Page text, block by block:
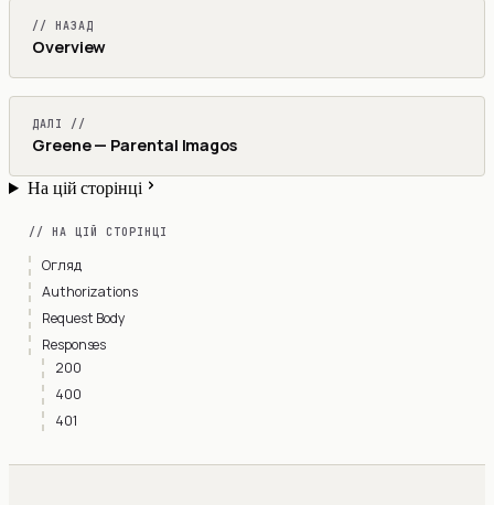
// НАЗАД
Overview
ДАЛІ //
Greene — Parental Imagos
На цій сторінці
// НА ЦІЙ СТОРІНЦІ
Огляд
Authorizations
Request Body
Responses
200
400
401